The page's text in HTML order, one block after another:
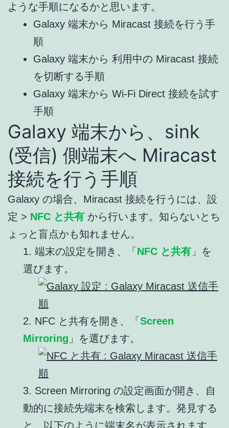
ような手順になるかと思います。
Galaxy 端末から Miracast 接続を行う手
順
Galaxy 端末から 利用中の Miracast 接続
を切断する手順
Galaxy 端末から Wi-Fi Direct 接続を試す
手順
Galaxy 端末から、sink
(受信) 側端末へ Miracast
接続を行う手順
Galaxy の場合、Miracast 接続を行うには、設
定 > NFC と共有 から行います。知らないとち
ょっと盲点かも知れません。
1. 端末の設定を開き、「NFC と共有 」を
選びます。
2. NFC と共有を開き、「Screen
Mirroring 」を選びます。
3. Screen Mirroring の設定画面が開き、自
動的に接続先端末を検索します。発見する
と、以下のように端末名が表示されます。